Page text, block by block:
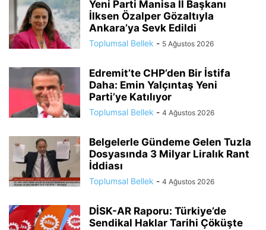
Yeni Parti Manisa İl Başkanı
İlksen Özalper Gözaltıyla
Ankara’ya Sevk Edildi
Toplumsal Bellek - 5 Ağustos 2026
Edremit’te CHP’den Bir İstifa
Daha: Emin Yalçıntaş Yeni
Parti’ye Katılıyor
Toplumsal Bellek - 4 Ağustos 2026
Belgelerle Gündeme Gelen Tuzla
Dosyasında 3 Milyar Liralık Rant
İddiası
Toplumsal Bellek - 4 Ağustos 2026
DİSK-AR Raporu: Türkiye’de
Sendikal Haklar Tarihi Çöküşte